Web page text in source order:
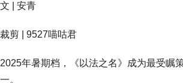
文 | 安青
裁剪 | 9527喵咕君
2025年暑期档，《以法之名》成为最受瞩
一。